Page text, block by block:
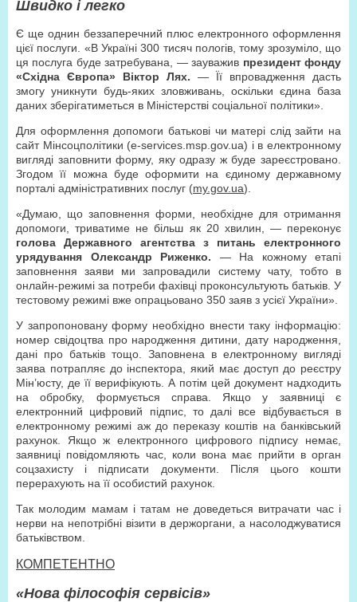
Швидко і легко
Є ще однин беззаперечний плюс електронного оформлення
цієї послуги. «В Україні 300 тисяч пологів, тому зрозуміло, що
ця послуга буде затребувана, — зауважив президент фонду
«Східна Європа» Віктор Лях. — Її впровадження дасть
змогу уникнути будь-яких зловживань, оскільки єдина база
даних зберігатиметься в Міністерстві соціальної політики».
Для оформлення допомоги батькові чи матері слід зайти на
сайт Мінсоцполітики (e-services.msp.gov.ua) і в електрон­ному
вигляді заповнити форму, яку одразу ж буде зареєстровано.
Згодом її можна буде оформити на єдиному державному
порталі адміністративних послуг (my.gov.ua).
«Думаю, що заповнен­ня форми, необхідне для отримання
допомоги, триватиме не більш як 20 хвилин, — переконує
голова Державного агентства з питань електронного
урядування Олександр Риженко. — На кожному етапі
заповнення заяви ми запровадили систему чату, тобто в
онлайн-режимі за потреби фахівці проконсультують батьків. У
тестовому режимі вже опрацьовано 350 заяв з усієї України».
У запропоновану форму необхідно внести таку інформацію:
номер свідоцтва про народження дитини, дату народження,
дані про батьків тощо. Заповнена в електронному вигляді
заява потрапляє до інспектора, який має доступ до реєстру
Мін’юсту, де її верифікують. А потім цей документ надходить
на обробку, формується справа. Якщо у заявниці є
електронний цифровий підпис, то далі все відбувається в
електронному режимі аж до переказу коштів на банківський
рахунок. Якщо ж електронного цифрового підпису немає,
заявниці повідомляють час, коли вона має прийти в орган
соцзахисту і підписати документи. Після цього кошти
перерахують на її особистий рахунок.
Так молодим мамам і татам не доведеться витрачати час і
нерви на непотрібні візити в держорга­ни, а насолоджуватися
батьківством.
КОМПЕТЕНТНО
«Нова філософія сервісів»